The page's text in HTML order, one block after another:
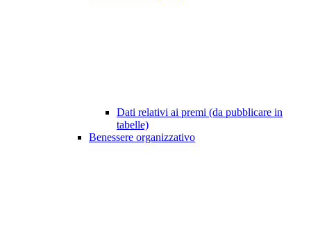
Dati relativi ai premi (da pubblicare in
tabelle)
Benessere organizzativo